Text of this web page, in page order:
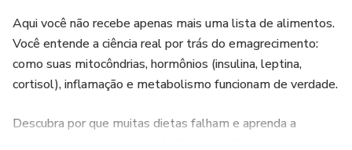
Aqui você não recebe apenas mais uma lista de alimentos.
Você entende a ciência real por trás do emagrecimento:
como suas mitocôndrias, hormônios (insulina, leptina,
cortisol), inflamação e metabolismo funcionam de verdade.
Descubra por que muitas dietas falham e aprenda a